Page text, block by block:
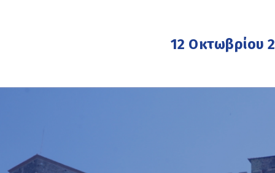
12 Οκτωβρίου